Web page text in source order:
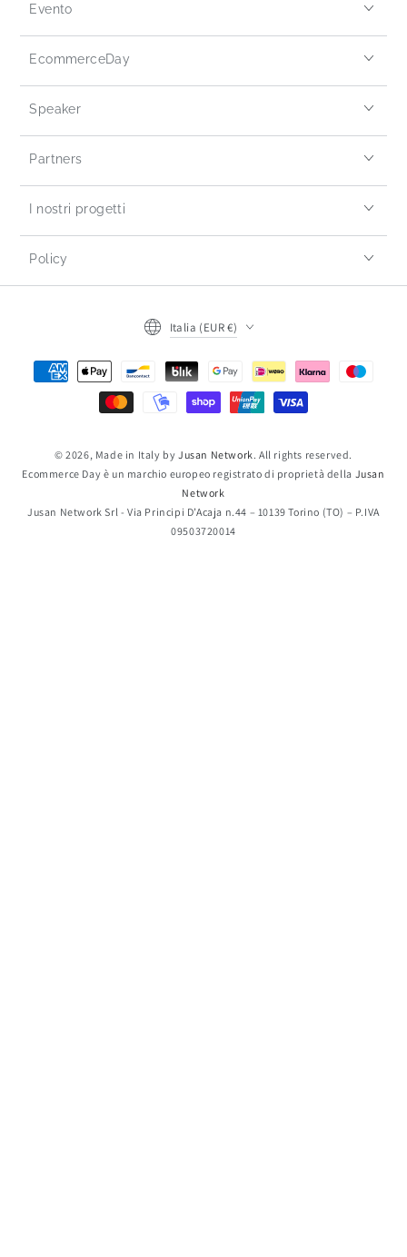
Evento
EcommerceDay
Speaker
Partners
I nostri progetti
Policy
© 2026, Made in Italy by Jusan Network. All rights reserved.
Ecommerce Day è un marchio europeo registrato di proprietà della Jusan
Network
Jusan Network Srl - Via Principi D’Acaja n.44 – 10139 Torino (TO) – P.IVA
09503720014
Italia (EUR €)